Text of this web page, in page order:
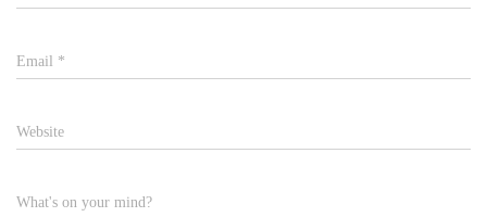
Email *
Website
What's on your mind?